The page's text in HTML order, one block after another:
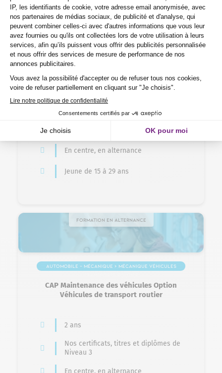
Automobile – Mécanique > Mécanique cycle – Moto
Mécanicien cycles : Titre à finalité
professionnelle de l’ANFA
12 mois
Niveau 3
En centre, en alternance
Jeune de 15 à 29 ans
Formation en alternance
Automobile – Mécanique > Mécanique véhicules
CAP Maintenance des véhicules Option
Véhicules de transport routier
2 ans
Nos certificats, titres et diplômes de
Niveau 3
En centre, en alternance